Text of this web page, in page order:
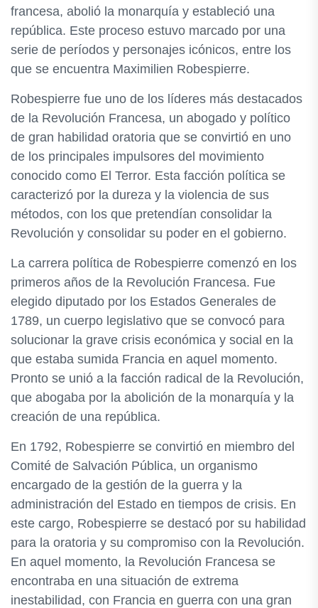
francesa, abolió la monarquía y estableció una
república. Este proceso estuvo marcado por una
serie de períodos y personajes icónicos, entre los
que se encuentra Maximilien Robespierre.
Robespierre fue uno de los líderes más destacados
de la Revolución Francesa, un abogado y político
de gran habilidad oratoria que se convirtió en uno
de los principales impulsores del movimiento
conocido como El Terror. Esta facción política se
caracterizó por la dureza y la violencia de sus
métodos, con los que pretendían consolidar la
Revolución y consolidar su poder en el gobierno.
La carrera política de Robespierre comenzó en los
primeros años de la Revolución Francesa. Fue
elegido diputado por los Estados Generales de
1789, un cuerpo legislativo que se convocó para
solucionar la grave crisis económica y social en la
que estaba sumida Francia en aquel momento.
Pronto se unió a la facción radical de la Revolución,
que abogaba por la abolición de la monarquía y la
creación de una república.
En 1792, Robespierre se convirtió en miembro del
Comité de Salvación Pública, un organismo
encargado de la gestión de la guerra y la
administración del Estado en tiempos de crisis. En
este cargo, Robespierre se destacó por su habilidad
para la oratoria y su compromiso con la Revolución.
En aquel momento, la Revolución Francesa se
encontraba en una situación de extrema
inestabilidad, con Francia en guerra con una gran